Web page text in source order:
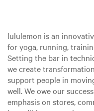
lululemon is an
for yoga, running,
Setting the bar in
we create
support people in
well. We owe our
emphasis on stores,